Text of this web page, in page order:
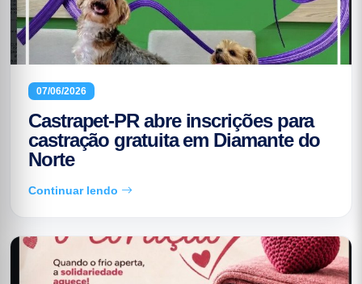
07/06/2026
Castrapet-PR abre inscrições para
castração gratuita em Diamante do
Norte
Continuar lendo